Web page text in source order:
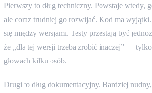
Pierwszy to dług techniczny. Powstaje wtedy,
ale coraz trudniej go rozwijać. Kod ma
się między wersjami. Testy przestają być
że „dla tej wersji trzeba zrobić inaczej” —
głowach kilku osób.
Drugi to dług dokumentacyjny. Bardziej